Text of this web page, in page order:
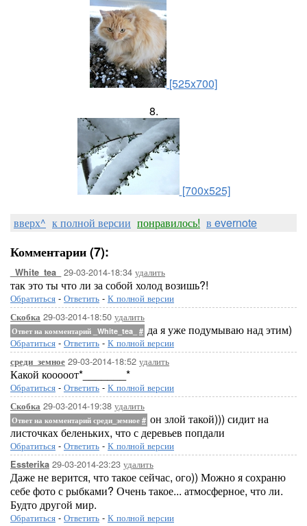
[525x700]
8.
[700x525]
вверх^ к полной версии понравилось! в evernote
Комментарии (7):
_White_tea_ 29-03-2014-18:34 удалить
так это ты что ли за собой холод возишь?!
Обратиться - Ответить - К полной версии
Скобка 29-03-2014-18:50 удалить
Ответ на комментарий _White_tea_ # да я уже подумываю над этим)
Обратиться - Ответить - К полной версии
среди_земное 29-03-2014-18:52 удалить
Какой кооооот*_______*
Обратиться - Ответить - К полной версии
Скобка 29-03-2014-19:38 удалить
Ответ на комментарий среди_земное # он злой такой))) сидит на
листочках беленьких, что с деревьев попдали
Обратиться - Ответить - К полной версии
Essterika 29-03-2014-23:23 удалить
Даже не верится, что такое сейчас, ого)) Можно я сохраню
себе фото с рыбками? Очень такое... атмосферное, что ли.
Будто другой мир.
Обратиться - Ответить - К полной версии